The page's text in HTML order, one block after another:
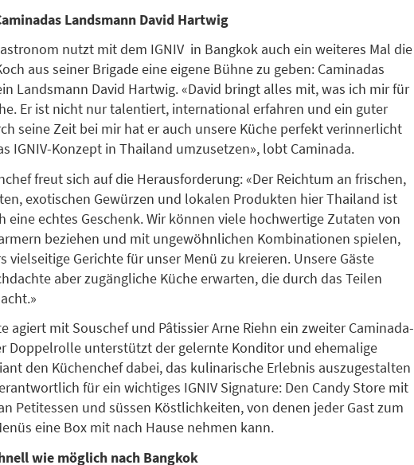
Landsmann David Hartwig
nutzt mit dem IGNIV in Bangkok auch ein weiteres Mal die
aus seiner Brigade eine eigene Bühne zu geben: Caminadas
Landsmann David Hartwig. «David bringt alles mit, was ich mir für
Er ist nicht nur talentiert, international erfahren und ein guter
seine Zeit bei mir hat er auch unsere Küche perfekt verinnerlicht
IGNIV-Konzept in Thailand umzusetzen», lobt Caminada.
freut sich auf die Herausforderung: «Der Reichtum an frischen,
exotischen Gewürzen und lokalen Produkten hier Thailand ist
eine echtes Geschenk. Wir können viele hochwertige Zutaten von
beziehen und mit ungewöhnlichen Kombinationen spielen,
vielseitige Gerichte für unser Menü zu kreieren. Unsere Gäste
aber zugängliche Küche erwarten, die durch das Teilen
agiert mit Souschef und Pâtissier Arne Riehn ein zweiter Caminada-
Doppelrolle unterstützt der gelernte Konditor und ehemalige
den Küchenchef dabei, das kulinarische Erlebnis auszugestalten
für ein wichtiges IGNIV Signature: Den Candy Store mit
Petitessen und süssen Köstlichkeiten, von denen jeder Gast zum
eine Box mit nach Hause nehmen kann.
wie möglich nach Bangkok